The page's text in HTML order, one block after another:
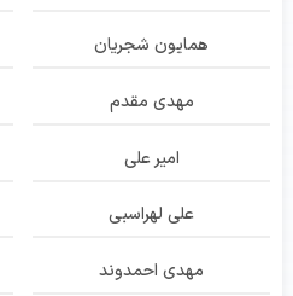
همایون شجریان
مهدی مقدم
امیر علی
علی لهراسبی
مهدی احمدوند